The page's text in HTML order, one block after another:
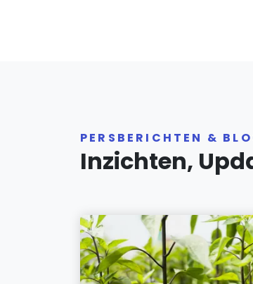
PERSBERICHTEN &
Inzichten,